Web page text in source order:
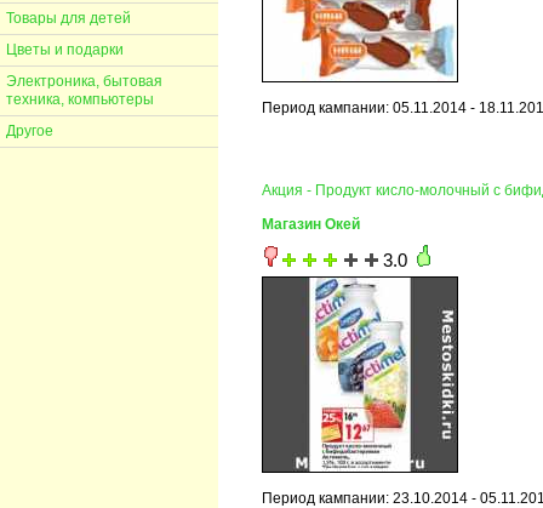
Товары для детей
Цветы и подарки
Электроника, бытовая
техника, компьютеры
Другое
Период кампании: 05.11.2014 -
Акция - Продукт кисло-молочный с
Магазин Окей
3.0
Период кампании: 23.10.2014 -